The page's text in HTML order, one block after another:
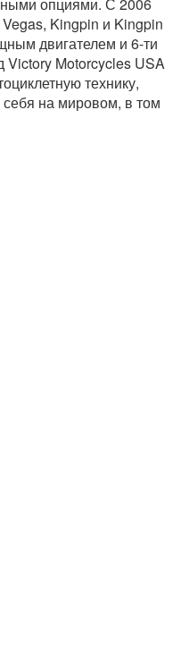
Vegas, Kingpin и Kingpin
двигателем и 6-ти
Victory Motorcycles USA
технику,
на мировом, в том